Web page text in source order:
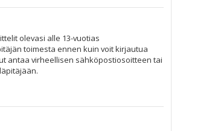
olevasi alle 13-vuotias
toimesta ennen kuin voit kirjautua
antaa virheellisen sähköpostiosoitteen tai